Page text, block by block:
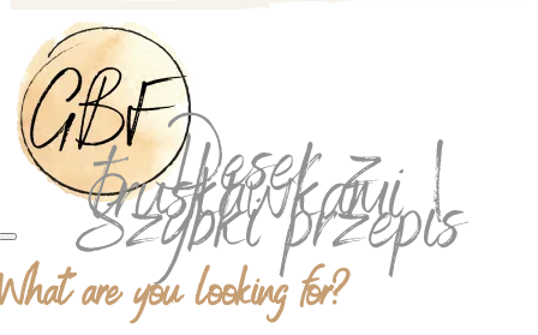
are you looking for?
Deser z
truskawkami |
Szybki przepis